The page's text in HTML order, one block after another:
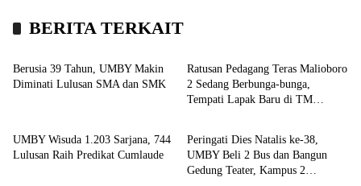
BERITA TERKAIT
Kampus
Berusia 39 Tahun, UMBY Makin
Diminati Lulusan SMA dan SMK
Ratusan Pedagang Teras Malioboro
2 Sedang Berbunga-bunga,
Tempati Lapak Baru di TM
UMBY Wisuda 1.203 Sarjana, 744
Lulusan Raih Predikat Cumlaude
Kampus
Peringati Dies Natalis ke-38,
UMBY Beli 2 Bus dan Bangun
Gedung Teater, Kampus 2
Kampus